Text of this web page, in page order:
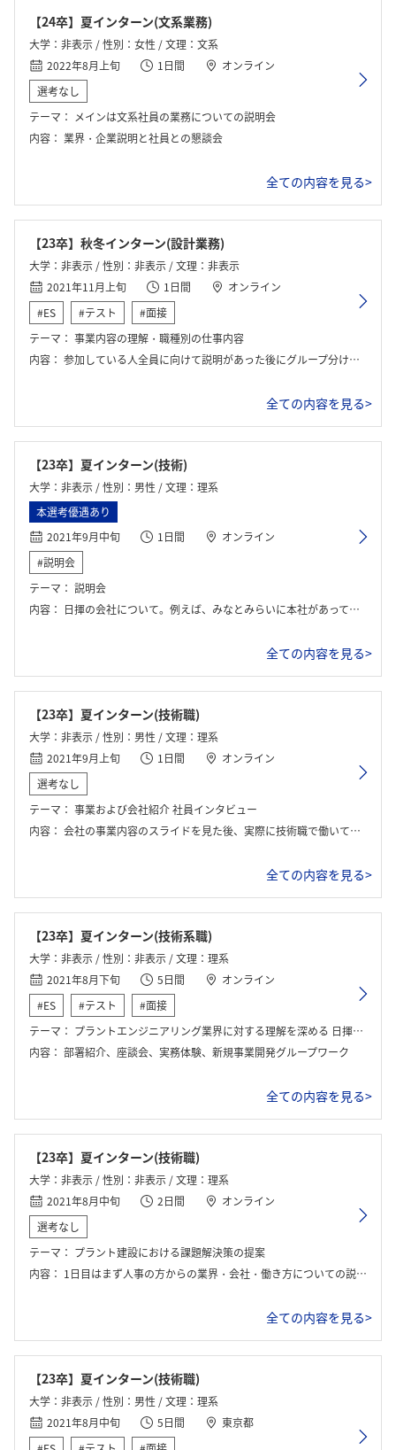
【24卒】夏インターン(文系業務)
大学：非表示 / 性別：女性 / 文理：文系
2022年8月上旬
1日間
オンライン
選考なし
テーマ： メインは文系社員の業務についての説明会
内容： 業界・企業説明と社員との懇談会
全ての内容を見る>
【23卒】秋冬インターン(設計業務)
大学：非表示 / 性別：非表示 / 文理：非表示
2021年11月上旬
1日間
オンライン
#ES
#テスト
#面接
テーマ： 事業内容の理解・職種別の仕事内容
内容： 参加している人全員に向けて説明があった後にグループ分けされ質疑応答の時間が設けられた。
全ての内容を見る>
【23卒】夏インターン(技術)
大学：非表示 / 性別：男性 / 文理：理系
本選考優遇あり
2021年9月中旬
1日間
オンライン
#説明会
テーマ： 説明会
内容： 日揮の会社について。例えば、みなとみらいに本社があってそこの便利性。 あとは既存の技術やプラント、これからの技術。日揮の強みがエネルギー関連ということが分かりました。日揮はこれから東洋エンジニアリングと同様にアンモニアを燃料にできるプラントを作る計画を立てているそうです。 さらに日揮には日本で働く職種と海外で働く職種の2種類に分かれるそうです。
全ての内容を見る>
【23卒】夏インターン(技術職)
大学：非表示 / 性別：男性 / 文理：理系
2021年9月上旬
1日間
オンライン
選考なし
テーマ： 事業および会社紹介 社員インタビュー
内容： 会社の事業内容のスライドを見た後、実際に技術職で働いている社員の方の話を聞いた。
全ての内容を見る>
【23卒】夏インターン(技術系職)
大学：非表示 / 性別：非表示 / 文理：理系
2021年8月下旬
5日間
オンライン
#ES
#テスト
#面接
テーマ： プラントエンジニアリング業界に対する理解を深める 日揮HDにおける新規事業開発プランを考える
内容： 部署紹介、座談会、実務体験、新規事業開発グループワーク
全ての内容を見る>
【23卒】夏インターン(技術職)
大学：非表示 / 性別：非表示 / 文理：理系
2021年8月中旬
2日間
オンライン
選考なし
テーマ： プラント建設における課題解決策の提案
内容： 1日目はまず人事の方からの業界・会社・働き方についての説明の後、学生から受け付けた質問に人事の方からの回答があった。また、国内・海外それぞれの社員の方の簡単な経歴紹介と質疑の時間があった。2日目はグループワークで、実際の業務を元にしてプラント建設における納期遅れやトラブルに対する解決策を班で考え、発表した。
全ての内容を見る>
【23卒】夏インターン(技術職)
大学：非表示 / 性別：男性 / 文理：理系
2021年8月中旬
5日間
東京都